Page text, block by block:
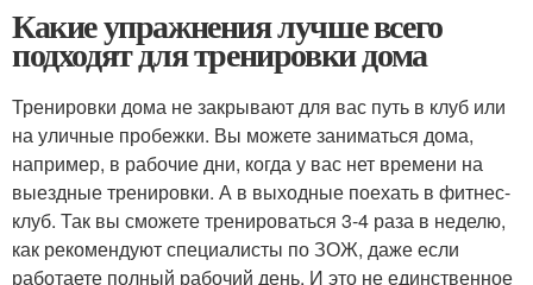
Какие упражнения лучше всего
подходят для тренировки дома
Тренировки дома не закрывают для вас путь в клуб или
на уличные пробежки. Вы можете заниматься дома,
например, в рабочие дни, когда у вас нет времени на
выездные тренировки. А в выходные поехать в фитнес-
клуб. Так вы сможете тренироваться 3-4 раза в неделю,
как рекомендуют специалисты по ЗОЖ, даже если
работаете полный рабочий день. И это не единственное